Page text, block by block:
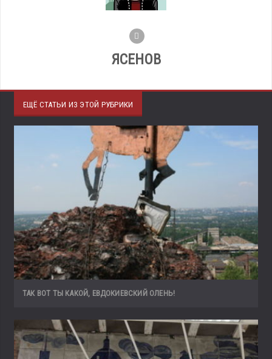
ЯСЕНОВ
ЕЩЁ СТАТЬИ ИЗ ЭТОЙ РУБРИКИ
ТАК ВОТ ТЫ КАКОЙ, ЕВДОКИЕВСКИЙ ОЛЕНЬ!